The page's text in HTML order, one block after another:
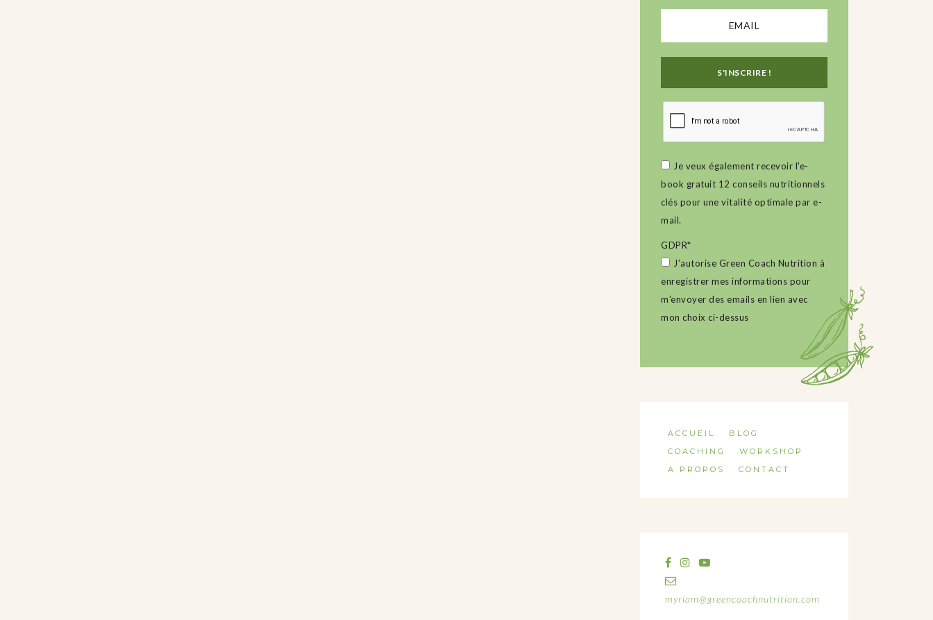
Je veux également recevoir l'e-
book gratuit 12 conseils nutritionnels
clés pour une vitalité optimale par e-
mail.
GDPR*
J’autorise Green Coach Nutrition à
enregistrer mes informations pour
m’envoyer des emails en lien avec
mon choix ci-dessus
ACCUEIL
BLOG
COACHING
WORKSHOP
A PROPOS
CONTACT
myriam@greencoachnutrition.com